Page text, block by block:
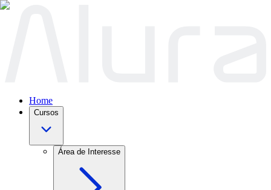
Home
Cursos
Área de Interesse